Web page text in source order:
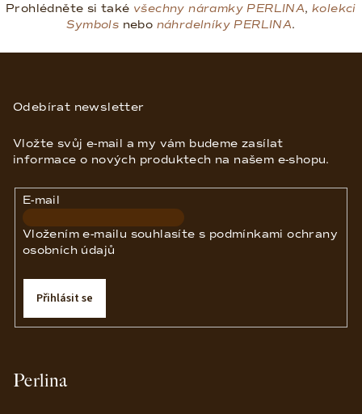
s
Prohlédněte si také všechny náramky PERLINA,kolekci
Symbols nebo náhrdelníky PERLINA.
Odebírat newsletter
Vložte svůj e-mail a my vám budeme zasílat
informace o nových produktech na našem e-shopu.
E-mail
Vložením e-mailu souhlasíte s podmínkami ochrany
osobních údajů
Přihlásit se
Perlina